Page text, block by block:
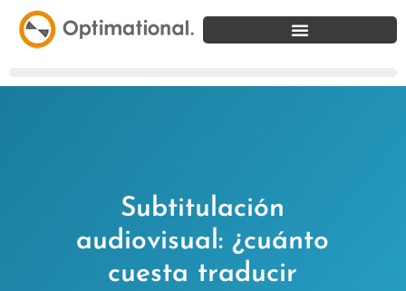
Subtitulación
audiovisual: ¿cuánto
cuesta traducir